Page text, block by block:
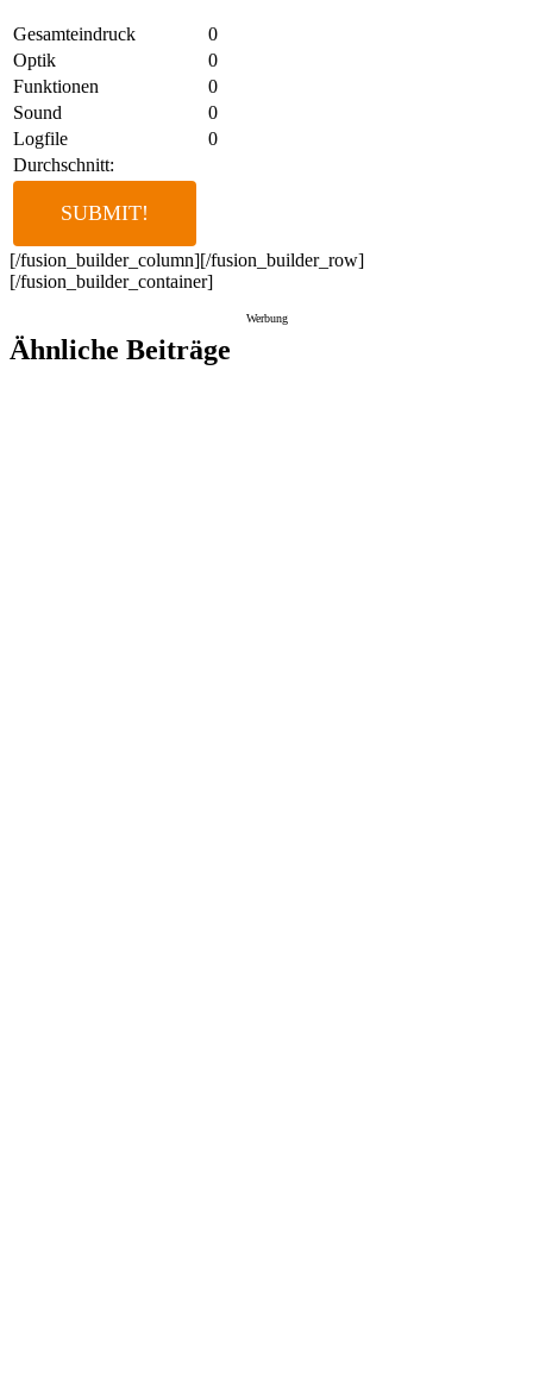
Gesamteindruck
0
Optik
0
Funktionen
0
Sound
0
Logfile
0
Durchschnitt:
[/fusion_builder_column][/fusion_builder_row]
[/fusion_builder_container]
Werbung
Ähnliche Beiträge